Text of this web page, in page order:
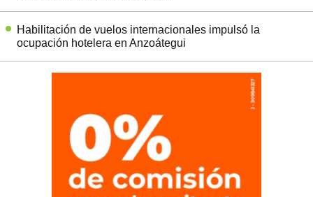
Habilitación de vuelos internacionales impulsó la
ocupación hotelera en Anzoátegui